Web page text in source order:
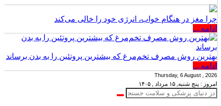
چرا مغز در هنگام خواب، انرژی خود را خالی می‌کند
ادامه ...
بهترین روش مصرف تخم‌مرغ که بیشترین پروتئین را به بدن برساند
ادامه ...
Thursday, 6 August , 2026
امروز : پنج شنبه, ۱۵ مرداد , ۱۴۰۵